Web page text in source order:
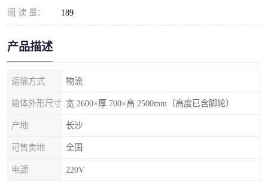
阅 读 量： 189
产品描述
运输方式 物流
箱体外形尺寸 宽 2600×厚 700×高 2500mm（高度已含脚轮）
产地 长沙
可售卖地 全国
电源 220V